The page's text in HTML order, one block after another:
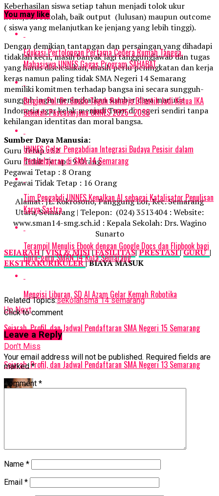
Keberhasilan siswa setiap tahun menjadi tolok ukur
kemajuan sekolah, baik output (lulusan) maupun outcome
( siswa yang melanjutkan ke jenjang yang lebih tinggi).
Dengan demikian tantangan dan persaingan yang dihadapi
tidaklah kecil, masih banyak lagi tanggungjawab dan tugas
yang harus diselesaikan, masih perlu peningkatan dan kerja
keras namun paling tidak SMA Negeri 14 Semarang
memiliki komitmen terhadap bangsa ini secara sungguh-
sungguh ingin meningkatkan sumber daya manusia
Indonesia agar kelak menjadi Tuan di negeri sendiri tanpa
kehilangan identitas dan moral bangsa.
Sumber Daya Manusia:
Guru Tetap : 52
Guru Tidak Tetap : 9 Orang
Pegawai Tetap : 8 Orang
Pegawai Tidak Tetap : 16 Orang
Alamat: JL. Kokrosono, Panggung Lor, Kec. Semarang
Utara, Semarang | Telepon: (024) 3513404 : Website:
www.sman14-smg.sch.id : Kepala Sekolah: Drs. Wagino
Sunarto
SEJARAH|VISI & MISI|FASILITAS|PRESTASI|GURU|
EKSTRAKURIKULER| BIAYA MASUK
Related Topics:sekolahsma 14 semarang
Up Next
Sejarah, Profil, dan Jadwal Pendaftaran SMA Negeri 15 Semarang
Don't Miss
Sejarah, Profil, dan Jadwal Pendaftaran SMA Negeri 13 Semarang
You may like
Edukasi Pertolongan Pertama Cedera Rumah Tangga,
Mahasiswa UNNES Gagas Program SAHABAT
Brigjen Pol. Dr. Susilo Teguh Raharjo Dilantik Jadi Ketua IKA
Sekolah Pascasarjana UNNES 2025–2030
UNNES Gelar Pengabdian Integrasi Budaya Pesisir dalam
Pembelajaran di SMA 14 Semarang
Tim Pengabdi UNNES Kenalkan AI sebagai Katalisator Penulisan
Karya Sastra
Terampil Menulis Ebook dengan Google Docs dan Flipbook bagi
Guru-guru SMAN 14 Kota Semarang
Mengisi Liburan, SD Al Azam Gelar Kemah Robotika
Click to comment
Leave a Reply
Your email address will not be published. Required fields are
marked*
Comment *
Name *
Email *